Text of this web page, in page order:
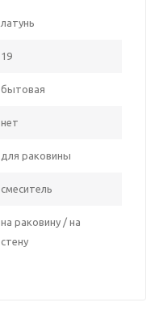
латунь
19
бытовая
нет
для раковины
смеситель
на раковину / на
стену